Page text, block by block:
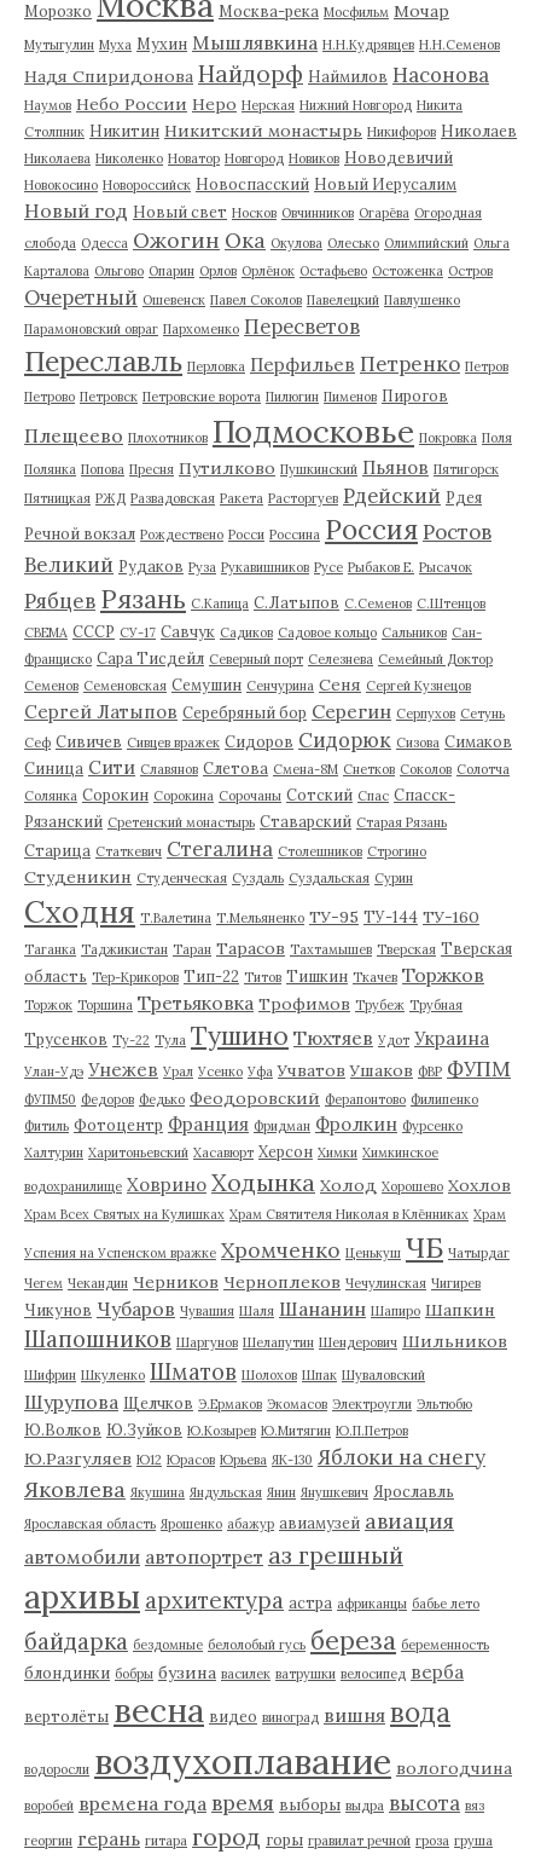
Морозко Москва-река Мосфильм Мочар
Мутыгулин Муха Мухин Мышлявкина Н.Н.Кудрявцев Н.Н.Семенов
Надя Спиридонова Найдорф Наймилов Насонова
Наумов Небо России Неро Нерская Нижний Новгород Никита
Столпник Никитин Никитский монастырь Никифоров Николаев
Николаева Николенко Новатор Новгород Новиков Новодевичий
Новокосино Новороссийск Новоспасский Новый Иерусалим
Новый год Новый свет Носков Овчинников Огарёва Огородная
слобода Одесса Ожогин Ока Окулова Олесько Олимпийский Ольга
Карталова Ольгово Опарин Орлов Орлёнок Остафьево Остоженка Остров
Очеретный Ошевенск Павел Соколов Павелецкий Павлушенко
Парамоновский овраг Пархоменко Пересветов
Переславль Перловка Перфильев Петренко Петров
Петрово Петровск Петровские ворота Пилюгин Пименов Пирогов
Плещеево Плохотников Подмосковье Покровка Поля
Полянка Попова Пресня Путилково Пушкинский Пьянов Пятигорск
Пятницкая РЖД Развадовская Ракета Расторгуев Рдейский Рдея
Речной вокзал Рождествено Росси Россина Россия Ростов
Великий Рудаков Руза Рукавишников Русе Рыбаков Е. Рысачок
Рябцев Рязань С.Капица С.Латыпов С.Семенов С.Штенцов
СВЕМА СССР СУ-17 Савчук Садиков Садовое кольцо Сальников Сан-
Франциско Сара Тисдейл Северный порт Селезнева Семейный Доктор
Семенов Семеновская Семушин Сенчурина Сеня Сергей Кузнецов
Сергей Латыпов Серебряный бор Серегин Серпухов Сетунь
Сеф Сивичев Сивцев вражек Сидоров Сидорюк Сизова Симаков
Синица Сити Славянов Слетова Смена-8М Снетков Соколов Солотча
Солянка Сорокин Сорокина Сорочаны Сотский Спас Спасск-
Рязанский Сретенский монастырь Ставарский Старая Рязань
Старица Статкевич Стегалина Столешников Строгино
Студеникин Студенческая Суздаль Суздальская Сурин
Сходня Т.Валетина Т.Мельяненко ТУ-95 ТУ-144 ТУ-160
Таганка Таджикистан Таран Тарасов Тахтамышев Тверская Тверская
область Тер-Крикоров Тип-22 Титов Тишкин Ткачев Торжков
Торжок Торшина Третьяковка Трофимов Трубеж Трубная
Трусенков Ту-22 Тула Тушино Тюхтяев Удот Украина
Улан-Удэ Унежев Урал Усенко Уфа Учватов Ушаков ФВР ФУПМ
ФУПМ50 Федоров Федько Феодоровский Ферапонтово Филипенко
Фитиль Фотоцентр Франция Фридман Фролкин Фурсенко
Халтурин Харитоньевский Хасавюрт Херсон Химки Химкинское
водохранилище Ховрино Ходынка Холод Хорошево Хохлов
Храм Всех Святых на Кулишках Храм Святителя Николая в Клённиках Храм
Успения на Успенском вражке Хромченко Ценькуш ЧБ Чатырдаг
Чегем Чекандин Черников Черноплеков Чечулинская Чигирев
Чикунов Чубаров Чувашия Шаля Шананин Шапиро Шапкин
Шапошников Шаргунов Шелапутин Шендерович Шильников
Шифрин Шкуленко Шматов Шолохов Шпак Шуваловский
Шурупова Щелчков Э.Ермаков Экомасов Электроугли Эльтюбю
Ю.Волков Ю.Зуйков Ю.Козырев Ю.Митягин Ю.П.Петров
Ю.Разгуляев Ю12 Юрасов Юрьева ЯК-130 Яблоки на снегу
Яковлева Якушина Яндульская Янин Янушкевич Ярославль
Ярославская область Ярошенко абажур авиамузей авиация
автомобили автопортрет аз грешный
архивы архитектура астра африканцы бабье лето
байдарка бездомные белолобый гусь береза беременность
блондинки бобры бузина василек ватрушки велосипед верба
вертолёты весна видео виноград вишня вода
водоросли воздухоплавание вологодчина
воробей времена года время выборы выдра высота вяз
георгин герань гитара город горы гравилат речной гроза груша